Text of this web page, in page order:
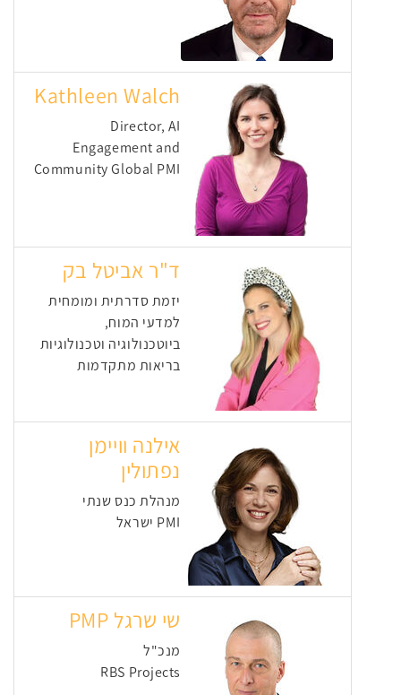
Kathleen Walch
Director, AI
Engagement and
Community Global PMI
ד"ר אביטל בק
יזמת סדרתית ומומחית
למדעי המוח,
ביוטכנולוגיה וטכנולוגיות
בריאות מתקדמות
אילנה וויימן
נפתולין
מנהלת כנס שנתי
PMI ישראל
שי שרגל PMP
מנכ"ל
RBS Projects